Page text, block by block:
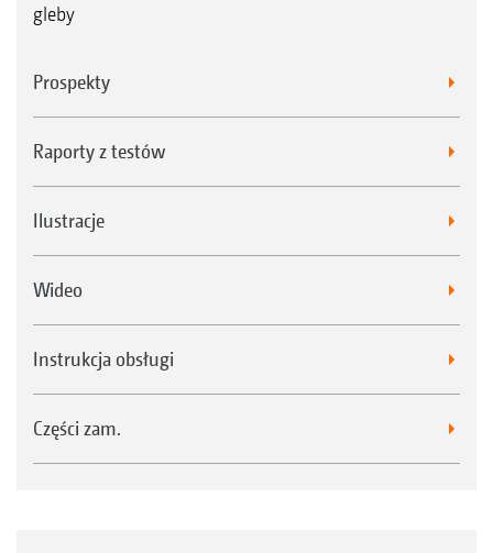
gleby
Prospekty
Raporty z testów
Ilustracje
Wideo
Instrukcja obsługi
Części zam.